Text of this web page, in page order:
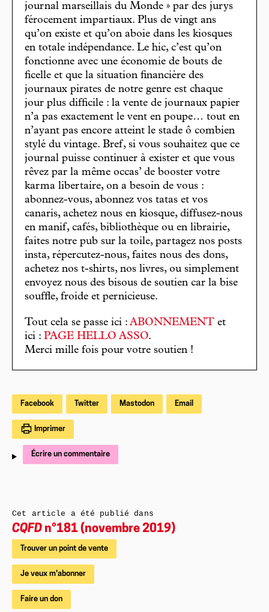
journal marseillais du Monde » par des jurys
férocement impartiaux. Plus de vingt ans
qu’on existe et qu’on aboie dans les kiosques
en totale indépendance. Le hic, c’est qu’on
fonctionne avec une économie de bouts de
ficelle et que la situation financière des
journaux pirates de notre genre est chaque
jour plus difficile : la vente de journaux papier
n’a pas exactement le vent en poupe… tout en
n’ayant pas encore atteint le stade ô combien
stylé du vintage. Bref, si vous souhaitez que ce
journal puisse continuer à exister et que vous
rêvez par la même occas’ de booster votre
karma libertaire, on a besoin de vous :
abonnez-vous, abonnez vos tatas et vos
canaris, achetez nous en kiosque, diffusez-nous
en manif, cafés, bibliothèque ou en librairie,
faites notre pub sur la toile, partagez nos posts
insta, répercutez-nous, faites nous des dons,
achetez nos t-shirts, nos livres, ou simplement
envoyez nous des bisous de soutien car la bise
souffle, froide et pernicieuse.
Tout cela se passe ici : ABONNEMENT et
ici : PAGE HELLO ASSO.
Merci mille fois pour votre soutien !
Facebook Twitter Mastodon Email
Imprimer
Écrire un commentaire
Cet article a été publié dans
CQFD n°181 (novembre 2019)
Trouver un point de vente
Je veux m'abonner
Faire un don